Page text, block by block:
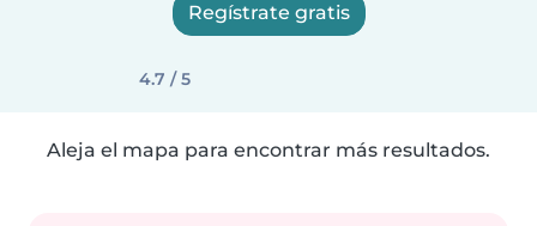
Regístrate gratis
4.7 / 5
Aleja el mapa para encontrar más resultados.